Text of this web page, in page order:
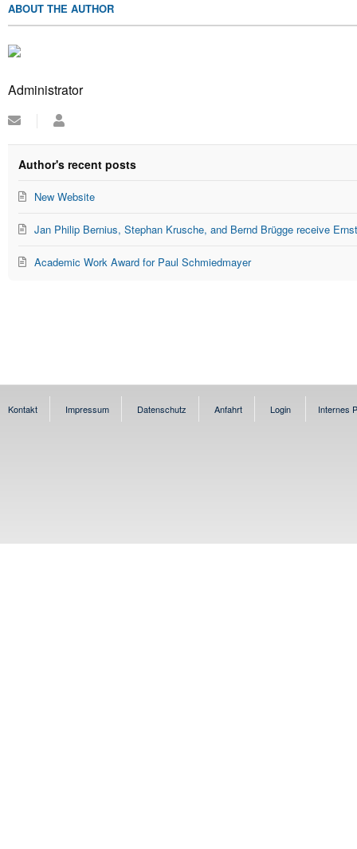
ABOUT THE AUTHOR
Administrator
Subscribe
updates
from
Administrator
Author's recent posts
New Website
Jan Philip Bernius, Stephan Krusche, and Bernd Brügge receive
Academic Work Award for Paul Schmiedmayer
Kontakt Impressum Datenschutz Anfahrt Login Internes